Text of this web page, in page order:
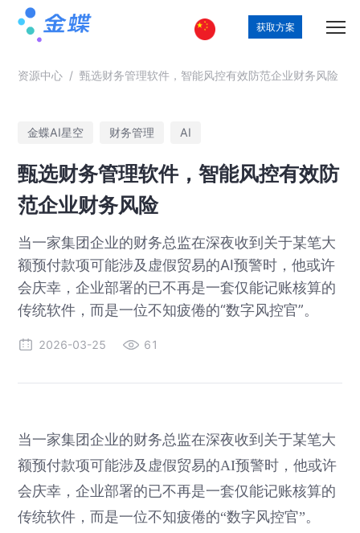
获取方案
资源中心 / 甄选财务管理软件，智能风控有效防范企业财务风险
金蝶AI星空 财务管理 AI
甄选财务管理软件，智能风控有效防
范企业财务风险
当一家集团企业的财务总监在深夜收到关于某笔大
额预付款项可能涉及虚假贸易的AI预警时，他或许
会庆幸，企业部署的已不再是一套仅能记账核算的
传统软件，而是一位不知疲倦的“数字风控官”。
2026-03-25 61
当一家集团企业的财务总监在深夜收到关于某笔大
额预付款项可能涉及虚假贸易的AI预警时，他或许
会庆幸，企业部署的已不再是一套仅能记账核算的
传统软件，而是一位不知疲倦的“数字风控官”。